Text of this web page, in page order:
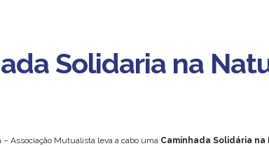
Solidaria na
Associação Mutualista leva a cabo uma Caminhada Solidária